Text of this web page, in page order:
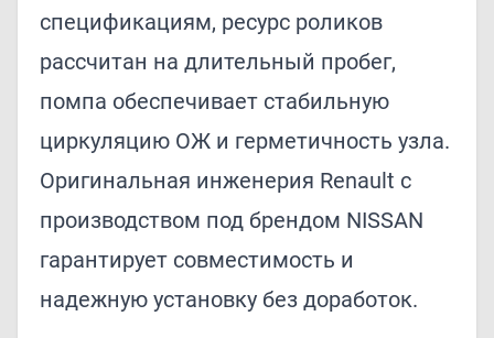
спецификациям, ресурс роликов
рассчитан на длительный пробег,
помпа обеспечивает стабильную
циркуляцию ОЖ и герметичность узла.
Оригинальная инженерия Renault с
производством под брендом NISSAN
гарантирует совместимость и
надежную установку без доработок.